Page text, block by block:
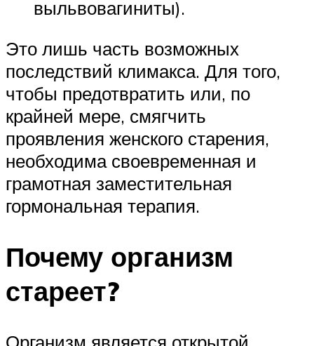
выльвовагиниты).
Это лишь часть возможных
последствий климакса. Для того,
чтобы предотвратить или, по
крайней мере, смягчить
проявления женского старения,
необходима своевременная и
грамотная заместительная
гормональная терапия.
Почему организм
стареет?
Организм является открытой